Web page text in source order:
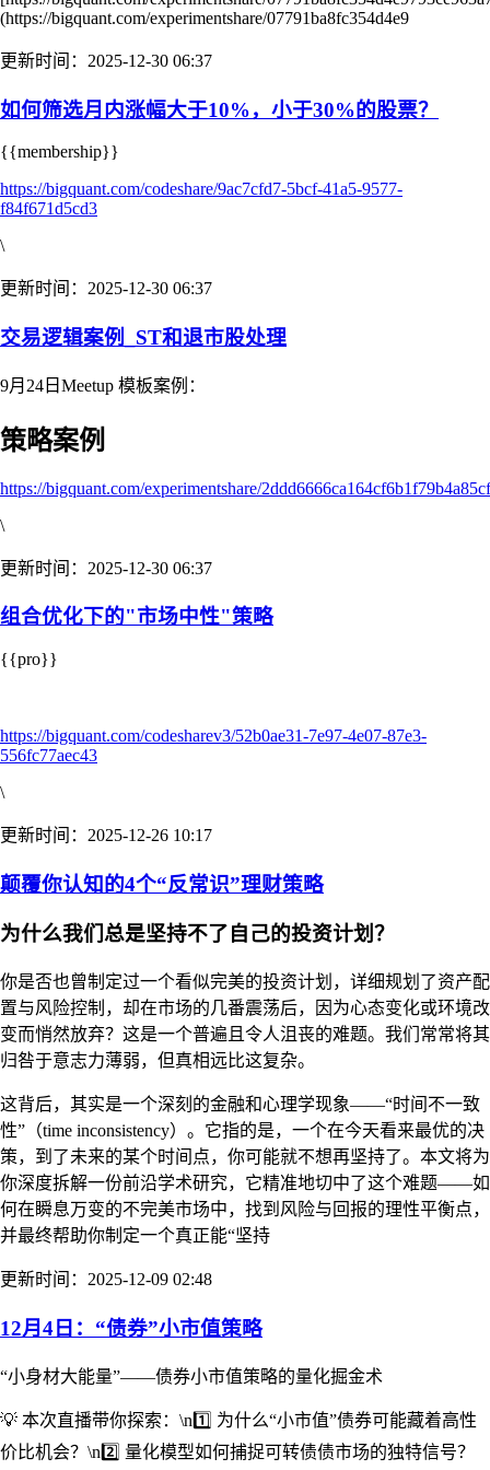
(https://bigquant.com/experimentshare/07791ba8fc354d4e9
更新时间：2025-12-30 06:37
如何筛选月内涨幅大于10%，小于30%的股票？
{{membership}}
https://bigquant.com/codeshare/9ac7cfd7-5bcf-41a5-9577-
f84f671d5cd3
\
更新时间：2025-12-30 06:37
交易逻辑案例_ST和退市股处理
9月24日Meetup 模板案例：
策略案例
https://bigquant.com/experimentshare/
\
更新时间：2025-12-30 06:37
组合优化下的"市场中性"策略
{{pro}}
https://bigquant.com/codesharev3/52b0ae31-7e97-4e07-87e3-
556fc77aec43
\
更新时间：2025-12-26 10:17
颠覆你认知的4个“反常识”理财策略
为什么我们总是坚持不了自己的投资计划？
你是否也曾制定过一个看似完美的投资计划，详细规划了资产配
置与风险控制，却在市场的几番震荡后，因为心态变化或环境改
变而悄然放弃？这是一个普遍且令人沮丧的难题。我们常常将其
归咎于意志力薄弱，但真相远比这复杂。
这背后，其实是一个深刻的金融和心理学现象——“时间不一致
性”（time inconsistency）。它指的是，一个在今天看来最优的决
策，到了未来的某个时间点，你可能就不想再坚持了。本文将为
你深度拆解一份前沿学术研究，它精准地切中了这个难题——如
何在瞬息万变的不完美市场中，找到风险与回报的理性平衡点，
并最终帮助你制定一个真正能“坚持
更新时间：2025-12-09 02:48
12月4日：“债券”小市值策略
“小身材大能量”——债券小市值策略的量化掘金术
💡 本次直播带你探索：\n1️⃣ 为什么“小市值”债券可能藏着高性
价比机会？\n2️⃣ 量化模型如何捕捉可转债债市场的独特信号？